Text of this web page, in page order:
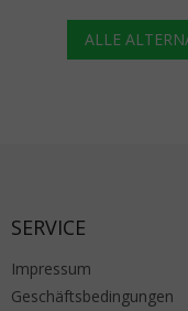
ALLE
SERVICE
Impressum
Geschäftsbedingungen